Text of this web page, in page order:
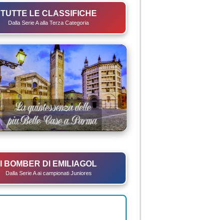
TUTTE LE CLASSIFICHE
Dalla Serie A alla Terza Categoria
I BOMBER DI EMILIAGOL
Dalla Serie A ai campionati Juniores